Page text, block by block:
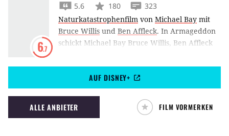
6.7
5.6 180
323
Naturkatastrophenfilm von Michael Bay mit
Bruce Willis und Ben Affleck. In Armageddon
schickt Michael Bay Bruce Willis, Ben Affleck
Weltall um dort die Welt zu retten.
AUF DISNEY+
ALLE ANBIETER FILM VORMERKEN